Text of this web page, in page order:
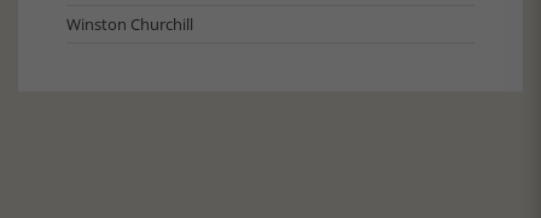
Winston Churchill